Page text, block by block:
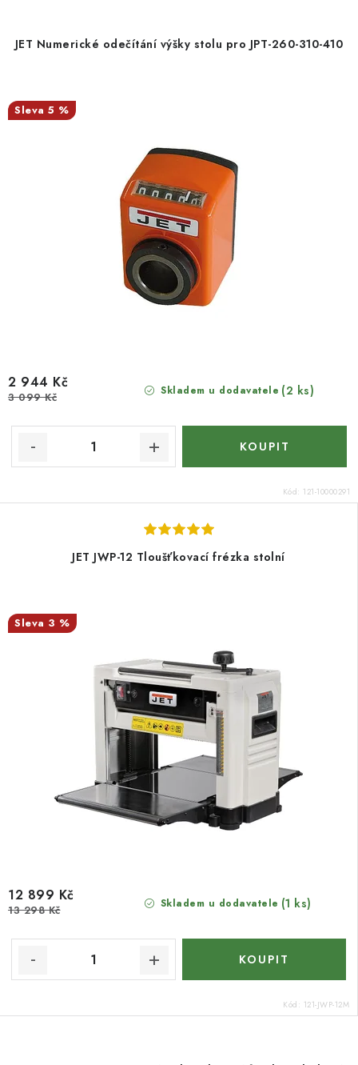
JET Numerické odečítání výšky stolu pro JPT-260-310-410
5 %
Skladem u dodavatele (2 ks)
2 944 Kč
3 099 Kč
Kód: 121-10000291
JET JWP-12 Tloušťkovací frézka stolní
3 %
Skladem u dodavatele (1 ks)
12 899 Kč
13 298 Kč
Kód: 121-JWP-12M